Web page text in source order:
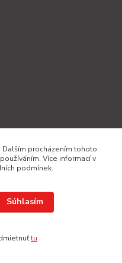
všetky práva vyhradené
procházením tohoto
Více informací v
podmínek.
Súhlasím
tu.